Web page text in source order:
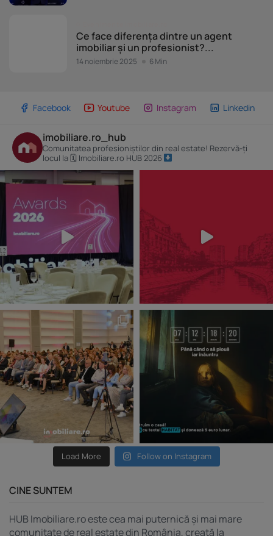
Ce face diferența dintre un agent
imobiliar și un profesionist?...
14 noiembrie 2025 6 Min
Facebook Youtube Instagram Linkedin
imobiliare.ro_hub
Comunitatea profesioniștilor din real estate! Rezervă-ți
locul la 🗓 Imobiliare.ro HUB 2026
Load More Follow on Instagram
CINE SUNTEM
HUB Imobiliare.ro este cea mai puternică și mai mare
comunitate de real estate din România, creată la